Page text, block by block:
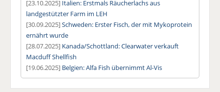
[23.10.2025] Italien: Erstmals Räucherlachs aus
landgestützter Farm im LEH
[30.09.2025]Schweden: Erster Fisch, der mit Mykoprotein
ernährt wurde
[28.07.2025] Kanada/Schottland: Clearwater verkauft
Macduff Shellfish
[19.06.2025] Belgien: Alfa Fish übernimmt Al-Vis